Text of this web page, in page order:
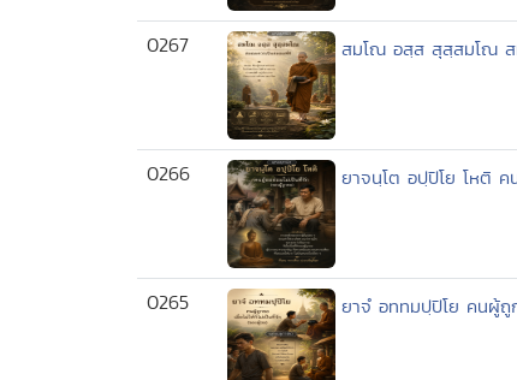
0267 สมโณ อสฺส สุสฺสมโณ
0266 ยาจนฺโต อปฺปิโย โหติ
0265 ยาจํ อททมปฺปิโย คนผู้ถู